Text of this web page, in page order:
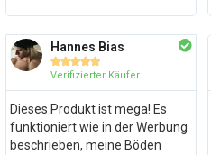
Hannes Bias

Verifizierter Käufer
Dieses Produkt ist mega! Es
funktioniert wie in der Werbung
beschrieben, meine Böden